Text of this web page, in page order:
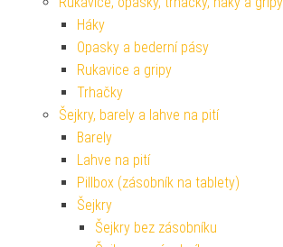
Háky
Opasky a bederní pásy
Rukavice a gripy
Trhačky
Šejkry, barely a lahve na pití
Barely
Lahve na pití
Pillbox (zásobník na tablety)
Šejkry
Šejkry bez zásobníku